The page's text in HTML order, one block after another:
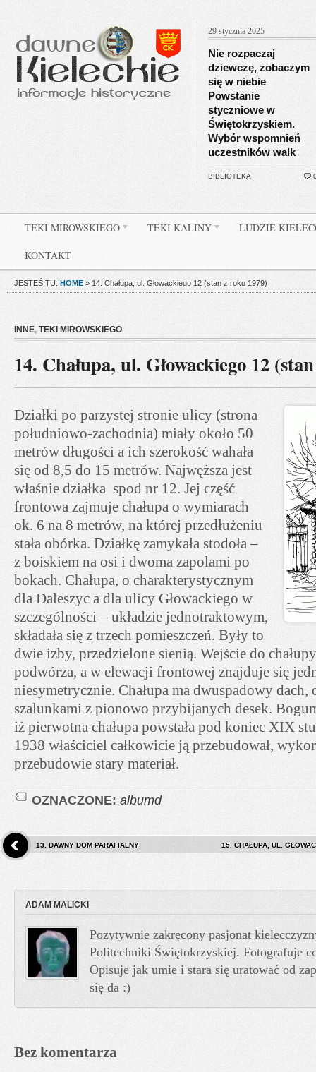
29 stycznia 2025
Nie rozpaczaj
dziewczę, zobaczym
się w niebie
Powstanie
styczniowe w
Świętokrzyskiem.
Wybór wspomnień
uczestników walk
BIBLIOTEKA
TEKI MIROWSKIEGO TEKI KALINY LUDZIE
KONTAKT
JESTEŚ TU: HOME » 14. Chałupa, ul. Głowackiego 12 (stan z roku 1979)
INNE, TEKI MIROWSKIEGO
14. Chałupa, ul. Głowackiego 12
Działki po parzystej stronie ulicy (strona
południowo-zachodnia) miały około 50
metrów długości a ich szerokość wahała
się od 8,5 do 15 metrów. Najwęższa jest
właśnie działka spod nr 12. Jej część
frontowa zajmuje chałupa o wymiarach
ok. 6 na 8 metrów, na której przedłużeniu
stała obórka. Działkę zamykała stodoła –
z boiskiem na osi i dwoma zapolami po
bokach. Chałupa, o charakterystycznym
dla Daleszyc a dla ulicy Głowackiego w
szczególności – układzie jednotraktowym,
składała się z trzech pomieszczeń. Były to
dwie izby, przedzielone sienią. Wejście do
podwórza, a w elewacji frontowej znajduje się
niesymetrycznie. Chałupa ma dwuspadowy dach,
szalunkami z pionowo przybijanych desek.
iż pierwotna chałupa powstała pod koniec XIX
1938 właściciel całkowicie ją przebudował,
przebudowie stary materiał.
OZNACZONE: albumd
13. DAWNY DOM PARAFIALNY 15. CHAŁUPA, UL.
ADAM MALICKI
Pozytywnie zakręcony pasjonat
Politechniki Świętokrzyskiej. Fotografuje
Opisuje jak umie i stara się uratować od
się da :)
Bez komentarza